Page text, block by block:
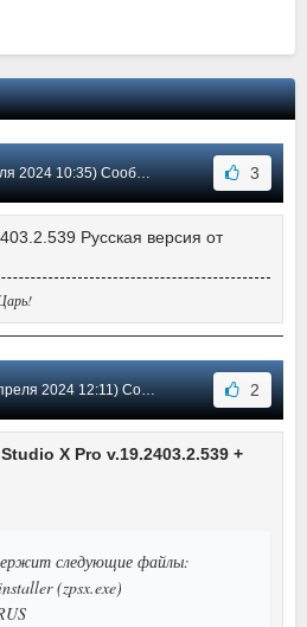
10:35) Сообщение #545 3
Русская версия от
2024 12:11) Сообщение #544 2
X Pro v.19.2403.2.539 +
следующие файлы:
(zpsx.exe)